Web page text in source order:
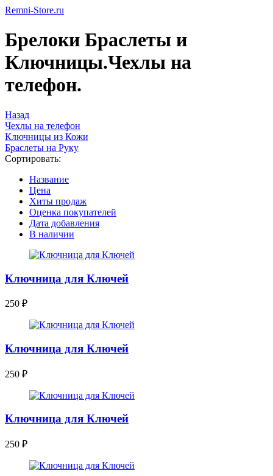
Remni-Store.ru
Брелоки Браслеты и
Ключницы.Чехлы на
телефон.
Назад
Чехлы на телефон
Ключницы из Кожи
Браслеты на Руку
Сортировать:
Название
Цена
Хиты продаж
Оценка покупателей
Дата добавления
В наличии
Ключница для Ключей
250 ₽
Ключница для Ключей
250 ₽
Ключница для Ключей
250 ₽